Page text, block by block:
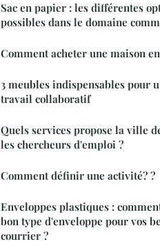
Sac en papier : les différentes
possibles dans le domaine
Comment acheter une maison
3 meubles indispensables pour
travail collaboratif
Quels services propose la ville
les chercheurs d'emploi ?
Comment définir une activité? ?
Enveloppes plastiques :
bon type d'enveloppe pour vos
courrier ?